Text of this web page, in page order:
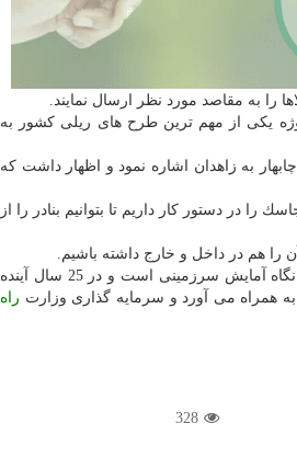
را به مقاصد مورد نظر ارسال نمایند.
یكی از مهم ترین طرح های ریلی كشور به
به زاهدان اشاره نمود و اظهار داشت كه
از بم به جیرفت و سپس به جاسك را در دستور كار داریم تا بتوانیم بنادر را از
آن را هم در داخل و خارج داشته باشیم.
و شهرسازی وجود دارد، یك نگاه آمایش سرزمینی است و در 25 سال آینده
به همراه می آورد و سرمایه گذاری وزارت راه
328